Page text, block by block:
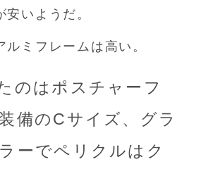
いようだ。
ルミフレームは高い。
のはポスチャーフ
備のCサイズ、グラ
ーでペリクルはク